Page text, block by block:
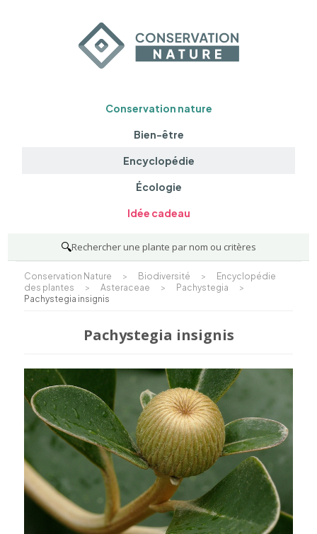
Conservation nature
Bien-être
Encyclopédie
Écologie
Idée cadeau
🔍Rechercher une plante par nom ou critères
Conservation Nature > Biodiversité >
Encyclopédie
des plantes
> Asteraceae > Pachystegia
>
Pachystegia insignis
Pachystegia insignis